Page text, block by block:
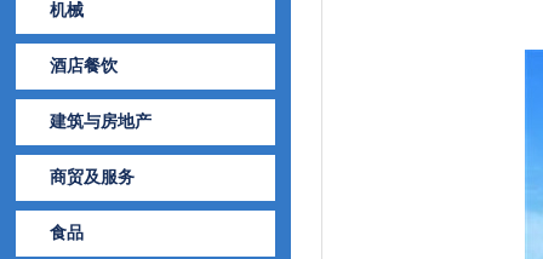
机械
酒店餐饮
建筑与房地产
商贸及服务
食品